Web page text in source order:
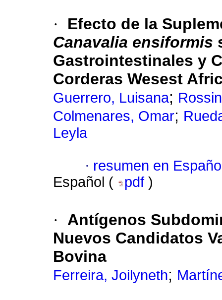
·
Efecto de la
Canavalia ensiformis
Gastrointestinales y
Corderas Wesest
Guerrero, Luisana;
Colmenares, Omar;
Leyla
· resumen en
Español (
pdf )
·
Antígenos
Nuevos Candidatos
Bovina
Ferreira, Joilyneth;